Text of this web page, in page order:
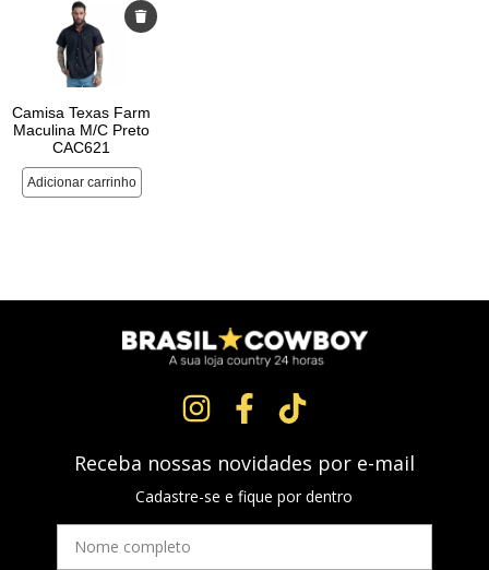
Receba nossas novidades por e-mail
Cadastre-se e fique por dentro